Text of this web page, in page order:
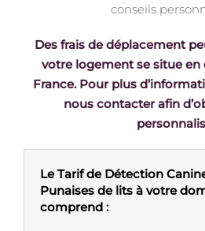
conseils
Des frais de déplacement
votre logement se situe en
France. Pour plus
nous contacter afin
Le Tarif de Détection
Punaises de lits à votre
comprend :